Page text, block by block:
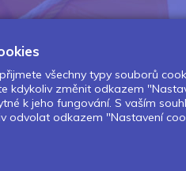
všechny typy souborů
kdykoliv změnit odkazem
k jeho fungování. S vaším
odvolat odkazem "Nastavení